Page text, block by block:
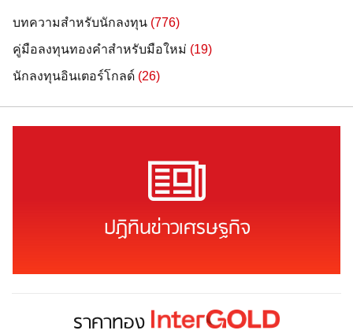
บทความสำหรับนักลงทุน (776)
คู่มือลงทุนทองคำสำหรับมือใหม่ (19)
นักลงทุนอินเตอร์โกลด์ (26)
ปฏิทินข่าวเศรษฐกิจ
ราคาทอง